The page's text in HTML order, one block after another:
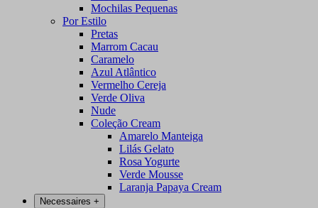
Mochilas Pequenas
Por Estilo
Pretas
Marrom Cacau
Caramelo
Azul Atlântico
Vermelho Cereja
Verde Oliva
Nude
Coleção Cream
Amarelo Manteiga
Lilás Gelato
Rosa Yogurte
Verde Mousse
Laranja Papaya Cream
Necessaires +